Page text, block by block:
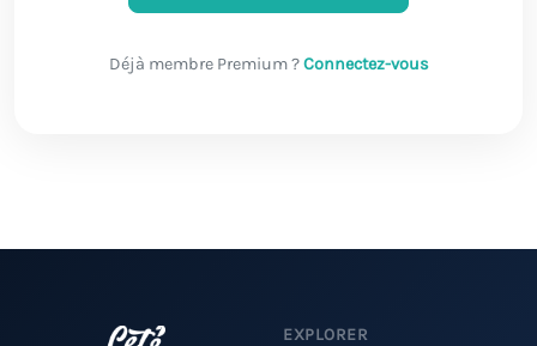
Déjà membre Premium ?Connectez-vous
EXPLORER